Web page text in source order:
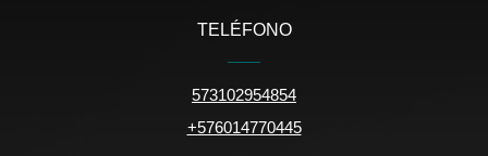
TELÉFONO
573102954854
+576014770445